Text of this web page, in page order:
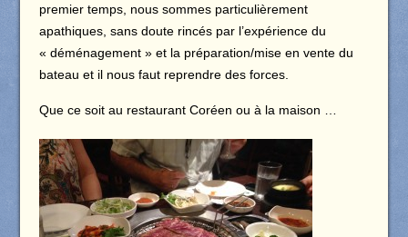
premier temps, nous sommes particulièrement
apathiques, sans doute rincés par l’expérience du
« déménagement » et la préparation/mise en vente du
bateau et il nous faut reprendre des forces.
Que ce soit au restaurant Coréen ou à la maison …